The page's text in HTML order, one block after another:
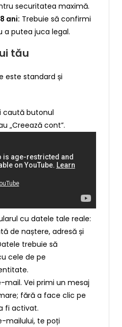
securitatea maximă.
ani: Trebuie să confirmi
a putea juca legal.
tău
este standard și
caută butonul
„Creează cont”.
cu datele tale reale:
de naștere, adresă și
trebuie să
cele de pe
mail. Vei primi un mesaj
fără a face clic pe
fi activat.
mailului, te poți